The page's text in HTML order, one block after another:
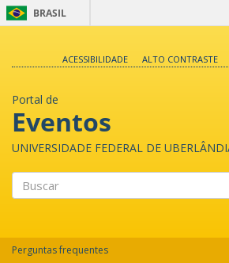
BRASIL
ACESSIBILIDADE
ALTO CONTRASTE
Portal de
Eventos
UNIVERSIDADE FEDERAL DE
Perguntas frequentes